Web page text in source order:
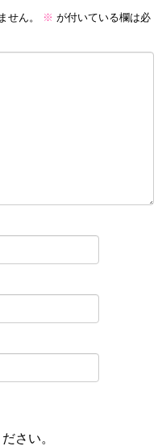
せん。 ※ が付いている欄は必
さい。